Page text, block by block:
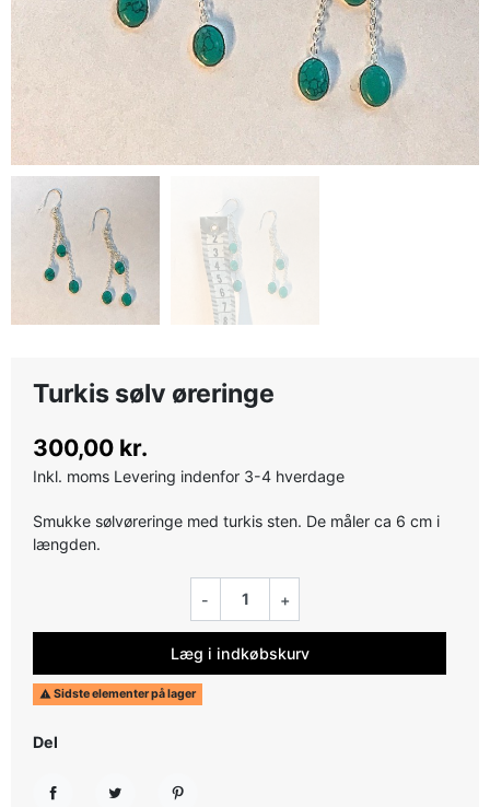
Turkis sølv øreringe
300,00 kr.
Inkl. moms Levering indenfor 3-4 hverdage
Smukke sølvøreringe med turkis sten. De måler ca 6 cm i
længden.
- +
Læg i indkøbskurv
 Sidste elementer på lager
Del